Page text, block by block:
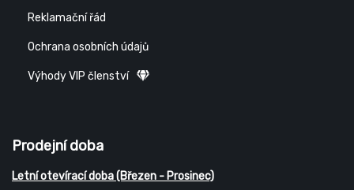
Reklamační řád
Ochrana osobních údajů
Výhody VIP členství
Prodejní doba
Letní otevírací doba (Březen - Prosinec)